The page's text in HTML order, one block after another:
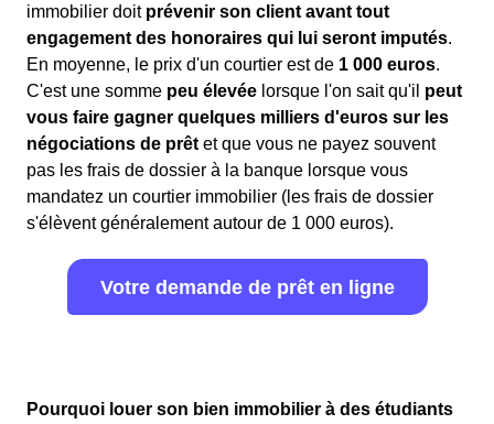
immobilier doit prévenir son client avant tout
engagement des honoraires qui lui seront imputés.
En moyenne, le prix d'un courtier est de 1 000 euros.
C'est une somme peu élevée lorsque l'on sait qu'il peut
vous faire gagner quelques milliers d'euros sur les
négociations de prêt et que vous ne payez souvent
pas les frais de dossier à la banque lorsque vous
mandatez un courtier immobilier (les frais de dossier
s'élèvent généralement autour de 1 000 euros).
Votre demande de prêt en ligne
Pourquoi louer son bien immobilier à des étudiants